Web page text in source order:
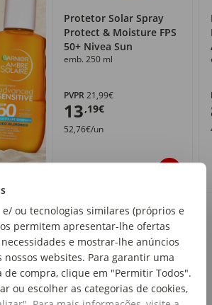
ou tecnologias similares (próprios e
permitem apresentar-lhe ofertas
e mostrar-lhe anúncios
nossos websites. Para garantir uma
de compra, clique em "Permitir Todos".
ou escolher as categorias de cookies,
Protetor Solar Spray
Protect & Moisture FPS
50+ Nivea Sun
emb. 250 ml
PVPR21,99€
13,19€
52,76€/un